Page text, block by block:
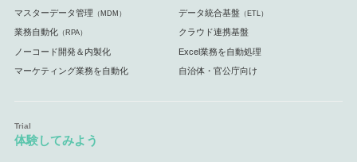
マスターデータ管理 （MDM） データ統合基盤 （ETL）
業務自動化（RPA） クラウド連携基盤
ノーコード開発＆内製化 Excel業務を自動処理
マーケティング業務を自動化 自治体・官公庁向け
体験してみよう